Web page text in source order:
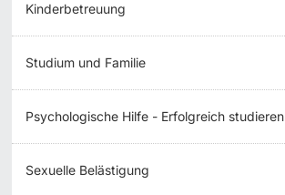
Kinderbetreuung
Studium und Familie
Psychologische Hilfe - Erfolgreich studieren
Sexuelle Belästigung